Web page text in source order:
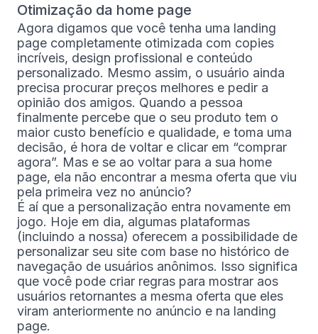
Otimização da home page
Agora digamos que você tenha uma landing
page completamente otimizada com copies
incríveis, design profissional e conteúdo
personalizado. Mesmo assim, o usuário ainda
precisa procurar preços melhores e pedir a
opinião dos amigos. Quando a pessoa
finalmente percebe que o seu produto tem o
maior custo benefício e qualidade, e toma uma
decisão, é hora de voltar e clicar em “comprar
agora”. Mas e se ao voltar para a sua home
page, ela não encontrar a mesma oferta que viu
pela primeira vez no anúncio?
É aí que a personalização entra novamente em
jogo. Hoje em dia, algumas plataformas
(incluindo a nossa) oferecem a possibilidade de
personalizar seu site com base no histórico de
navegação de usuários anônimos. Isso significa
que você pode criar regras para mostrar aos
usuários retornantes a mesma oferta que eles
viram anteriormente no anúncio e na landing
page.